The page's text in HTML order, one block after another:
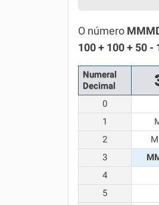
Química
Todos os Exercícios
O número
100 + 100 + 50 -
Numeral
Decimal
0
1
2
3
4
5